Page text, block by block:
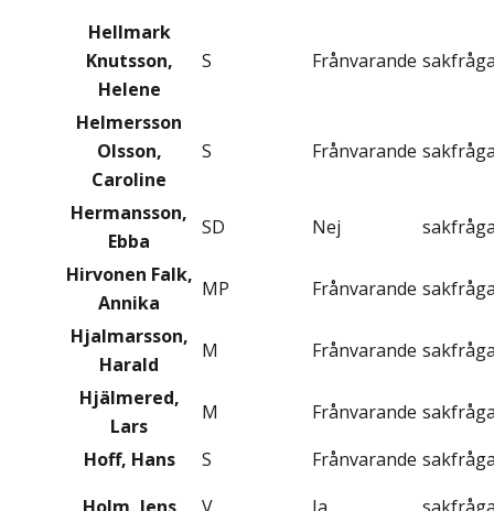
Hellmark
Knutsson,
Helene
S Frånvarande
Helmersson
Olsson,
Caroline
S Frånvarande
Hermansson,
Ebba
SD Nej
Hirvonen Falk,
Annika
MP Frånvarande
Hjalmarsson,
Harald
M Frånvarande
Hjälmered,
Lars
M Frånvarande
Hoff, Hans
S Frånvarande